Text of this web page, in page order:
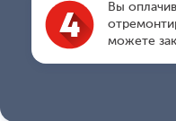
Вы
можете